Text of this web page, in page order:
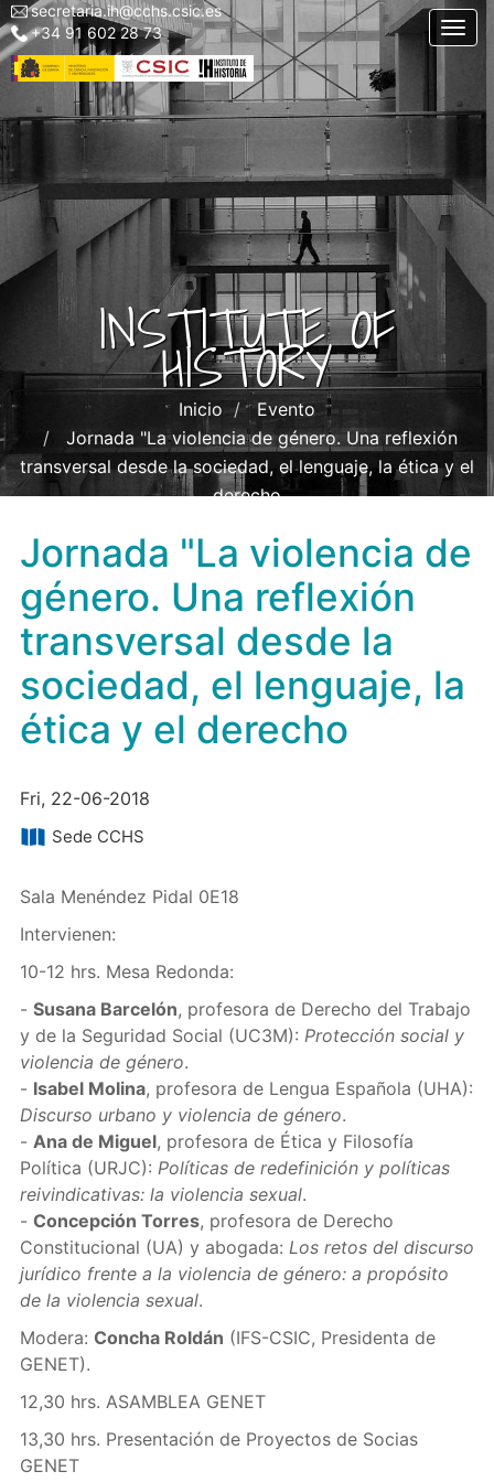
Skip
to
main
Menu
top
left
secretaria.ih@cchs.csic.es
+34 91 602 28 73
INSTITUTE OF
HISTORY
Inicio
Evento
Jornada "La violencia de género. Una reflexión
transversal desde la sociedad, el lenguaje, la ética y el
derecho
Jornada "La violencia de
género. Una reflexión
transversal desde la
sociedad, el lenguaje, la
ética y el derecho
Fri, 22-06-2018
Sede CCHS
Sala Menéndez Pidal 0E18
Intervienen:
10-12 hrs. Mesa Redonda:
- Susana Barcelón, profesora de Derecho del Trabajo
y de la Seguridad Social (UC3M): Protección social y
violencia de género.
- Isabel Molina, profesora de Lengua Española (UHA):
Discurso urbano y violencia de género.
- Ana de Miguel, profesora de Ética y Filosofía
Política (URJC): Políticas de redefinición y políticas
reivindicativas: la violencia sexual.
- Concepción Torres, profesora de Derecho
Constitucional (UA) y abogada: Los retos del discurso
jurídico frente a la violencia de género: a propósito
de la violencia sexual.
Modera: Concha Roldán (IFS-CSIC, Presidenta de
GENET).
12,30 hrs. ASAMBLEA GENET
13,30 hrs. Presentación de Proyectos de Socias
GENET